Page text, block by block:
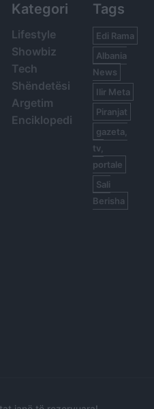
Kategori
Lifestyle
Showbiz
Tech
Shëndetësi
Argetim
Enciklopedi
Tags
Edi Rama
Albania
News
Ilir Meta
Piranjat
gazeta,
tv,
portale
Sali
Berisha